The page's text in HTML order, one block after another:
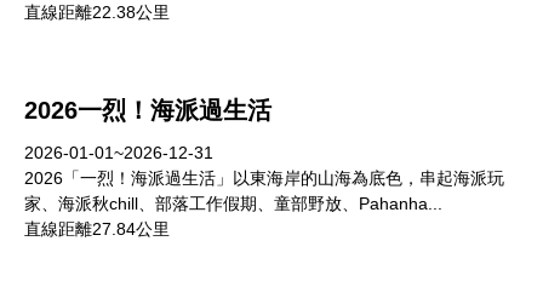
直線距離22.38公里
2026一烈！海派過生活
2026-01-01~2026-12-31
2026「一烈！海派過生活」以東海岸的山海為底色，串起海派玩
家、海派秋chill、部落工作假期、童部野放、Pahanha...
直線距離27.84公里